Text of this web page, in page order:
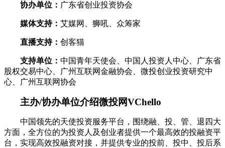
协办单位： 广东省创业投资协会
媒体支持： 艾媒网、狮吼、众筹家
直播支持： 创客猫
支持单位： 中国青年天使会、中国人投资人中心、广东省
股权交易中心、广州互联网金融协会、微投创业投资研究中
心、广州互联网协会
主办/协办单位介绍微投网VChello
中国领先的天使投资服务平台，围绕融、投、管、退四大
方面，全方位的为投资人及创业者提供一个最高效的投融资平
台，实现高效投融资对接，并提供专业的投前、投中、投后系